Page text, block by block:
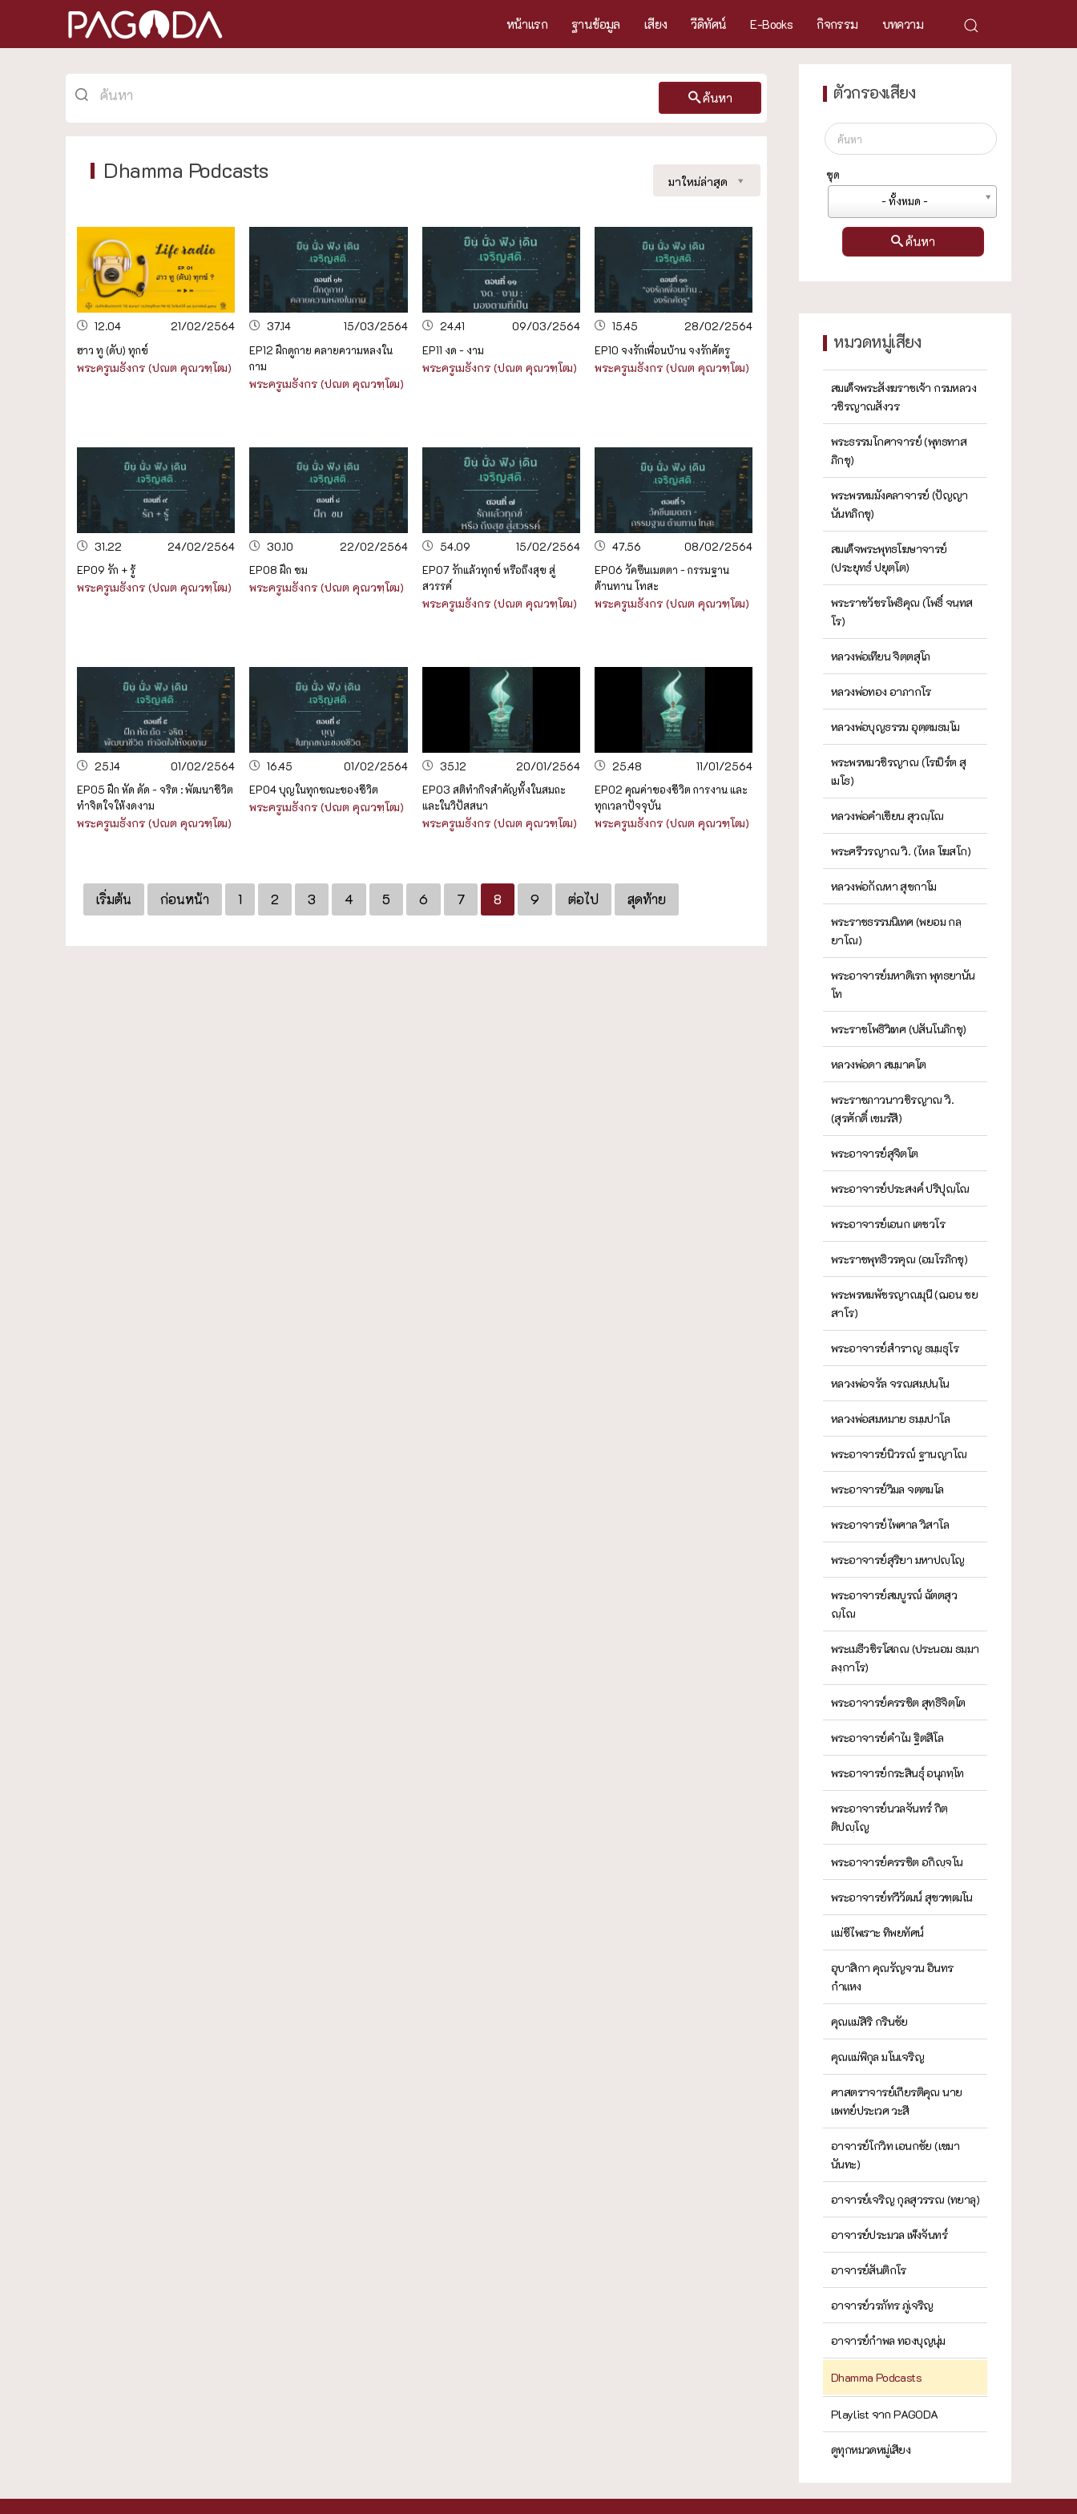
หน้าแรก ฐานข้อมูล เสียง วีดิทัศน์ E-Books กิจกรรม บทความ
Dhamma Podcasts
ค้นหา
มาใหม่ล่าสุด
12.04
21/02/2564
ฮาว ทู (ดับ) ทุกข์
พระครูเมธังกร (ปณต คุณวฑฺโฒ)
37.14
15/03/2564
EP12 ฝึกดูกาย คลายความหลงใน
กาม
พระครูเมธังกร (ปณต คุณวฑฺโฒ)
24.41
09/03/2564
EP11 งด - งาม
พระครูเมธังกร (ปณต คุณวฑฺโฒ)
15.45
28/02/2564
EP10 จงรักเพื่อนบ้าน จงรักศัตรู
พระครูเมธังกร (ปณต คุณวฑฺโฒ)
31.22
24/02/2564
EP09 รัก + รู้
พระครูเมธังกร (ปณต คุณวฑฺโฒ)
30.10
22/02/2564
EP08 ฝึก ชม
พระครูเมธังกร (ปณต คุณวฑฺโฒ)
54.09
15/02/2564
EP07 รักแล้วทุกข์ หรือถึงสุข สู่
สวรรค์
พระครูเมธังกร (ปณต คุณวฑฺโฒ)
47.56
08/02/2564
EP06 วัคซีนเมตตา - กรรมฐาน
ต้านทาน โทสะ
พระครูเมธังกร (ปณต คุณวฑฺโฒ)
25.14
01/02/2564
EP05 ฝึก หัด ดัด - จริต : พัฒนาชีวิต
ทำจิตใจให้งดงาม
พระครูเมธังกร (ปณต คุณวฑฺโฒ)
16.45
01/02/2564
EP04 บุญในทุกขณะของชีวิต
พระครูเมธังกร (ปณต คุณวฑฺโฒ)
35.12
20/01/2564
EP03 สติทำกิจสำคัญทั้งในสมถะ
และในวิปัสสนา
พระครูเมธังกร (ปณต คุณวฑฺโฒ)
25.48
11/01/2564
EP02 คุณค่าของชีวิต การงาน และ
ทุกเวลาปัจจุบัน
พระครูเมธังกร (ปณต คุณวฑฺโฒ)
เริ่มต้น ก่อนหน้า 1 2 3 4 5 6 7 8 9 ต่อไป สุดท้าย
ตัวกรองเสียง
ชุด
- ทั้งหมด -
ค้นหา
หมวดหมู่เสียง
สมเด็จพระสังฆราชเจ้า กรมหลวง
วชิรญาณสังวร
พระธรรมโกศาจารย์ (พุทธทาส
ภิกขุ)
พระพรหมมังคลาจารย์ (ปัญญา
นันทภิกขุ)
สมเด็จพระพุทธโฆษาจารย์
(ประยุทธ์ ปยุตฺโต)
พระราชวัชรโพธิคุณ (โพธิ์ จนฺทส
โร)
หลวงพ่อเทียน จิตฺตสุโภ
หลวงพ่อทอง อาภากโร
หลวงพ่อบุญธรรม อุตฺตมธมฺโม
พระพรหมวชิรญาณ (โรเบิร์ต สุ
เมโธ)
หลวงพ่อคำเขียน สุวณฺโณ
พระศรีวรญาณ วิ. (ไหล โฆสโก)
หลวงพ่อกัณหา สุขกาโม
พระราชธรรมนิเทศ (พยอม กลฺ
ยาโณ)
พระอาจารย์มหาดิเรก พุทธยานัน
โท
พระราชโพธิวิเทศ (ปสันโนภิกขุ)
หลวงพ่อดา สมฺมาคโต
พระราชภาวนาวชิรญาณ วิ.
(สุรศักดิ์ เขมรํสี)
พระอาจารย์สุจิตโต
พระอาจารย์ประสงค์ ปริปุณฺโณ
พระอาจารย์เอนก เตชวโร
พระราชพุทธิวรคุณ (อมโรภิกขุ)
พระพรหมพัชรญาณมุนี (ฌอน ชย
สาโร)
พระอาจารย์สำราญ ธมฺมธุโร
หลวงพ่อจรัล จรณสมฺปนฺโน
หลวงพ่อสมหมาย ธมฺมปาโล
พระอาจารย์นิวรณ์ ฐานญาโณ
พระอาจารย์วิมล จตฺตมโล
พระอาจารย์ไพศาล วิสาโล
พระอาจารย์สุริยา มหาปญฺโญ
พระอาจารย์สมบูรณ์ ฉัตตสุว
ณฺโณ
พระเมธีวชิรโสภณ (ประนอม ธมฺมา
ลงฺกาโร)
พระอาจารย์ครรชิต สุทฺธิจิตฺโต
พระอาจารย์คำไม ฐิตสีโล
พระอาจารย์กระสินธุ์ อนุภทฺโท
พระอาจารย์นวลจันทร์ กิตฺ
ติปญฺโญ
พระอาจารย์ครรชิต อกิญฺจโน
พระอาจารย์ทวีวัฒน์ สุขวฑฺฒโน
แม่ชีไพเราะ ทิพยทัศน์
อุบาสิกา คุณรัญจวน อินทร
กำแหง
คุณแม่สิริ กรินชัย
คุณแม่พิกุล มโนเจริญ
ศาสตราจารย์เกียรติคุณ นาย
แพทย์ประเวศ วะสี
อาจารย์โกวิท เอนกชัย (เขมา
นันทะ)
อาจารย์เจริญ กุลสุวรรณ (ทยาลุ)
อาจารย์ประมวล เพ็งจันทร์
อาจารย์สันติกโร
อาจารย์วรภัทร ภู่เจริญ
อาจารย์กำพล ทองบุญนุ่ม
Dhamma Podcasts
Playlist จาก PAGODA
ดูทุกหมวดหมู่เสียง